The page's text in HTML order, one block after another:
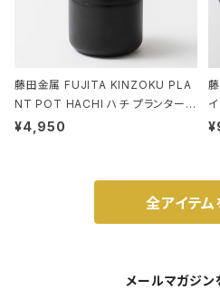
藤田金属 FUJITA KINZOKU PLA
NT POT HACHI ハチ プランターポ
ット 3号 ブラック
¥4,950
m
全アイテム
メールマガジン